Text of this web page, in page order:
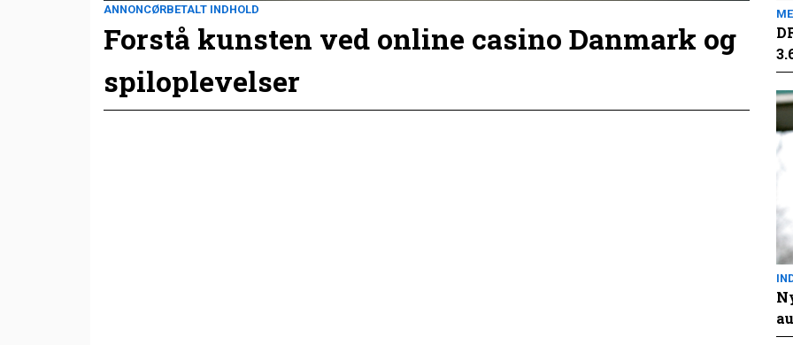
ANNONCØRBETALT INDHOLD
Forstå kunsten ved online casino Danmark og
spiloplevelser